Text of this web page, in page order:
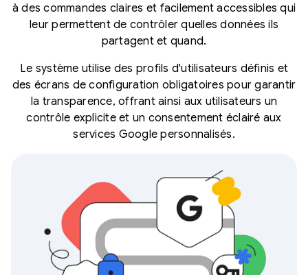
à des commandes claires et facilement accessibles qui
leur permettent de contrôler quelles données ils
partagent et quand.
Le système utilise des profils d'utilisateurs définis et
des écrans de configuration obligatoires pour garantir
la transparence, offrant ainsi aux utilisateurs un
contrôle explicite et un consentement éclairé aux
services Google personnalisés.